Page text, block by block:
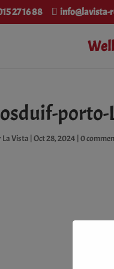
27 16 88
porto-
La Vista |Oct 28, 2024 |0